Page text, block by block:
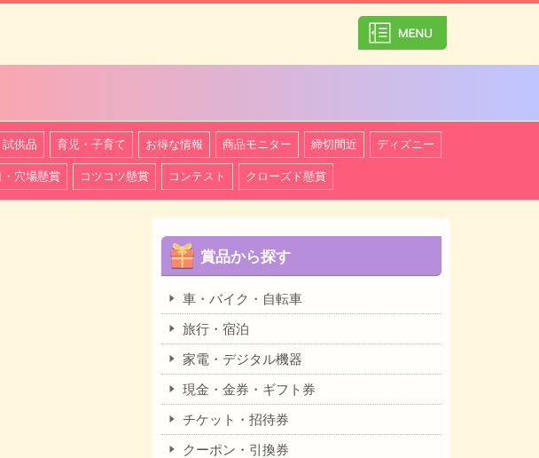
供品 育児・子育て お得な情報 商品モニター 締切間近 ディズニー
・穴場懸賞 コツコツ懸賞 コンテスト クローズド懸賞
賞品から探す
車・バイク・自転車
旅行・宿泊
家電・デジタル機器
現金・金券・ギフト券
チケット・招待券
クーポン・引換券